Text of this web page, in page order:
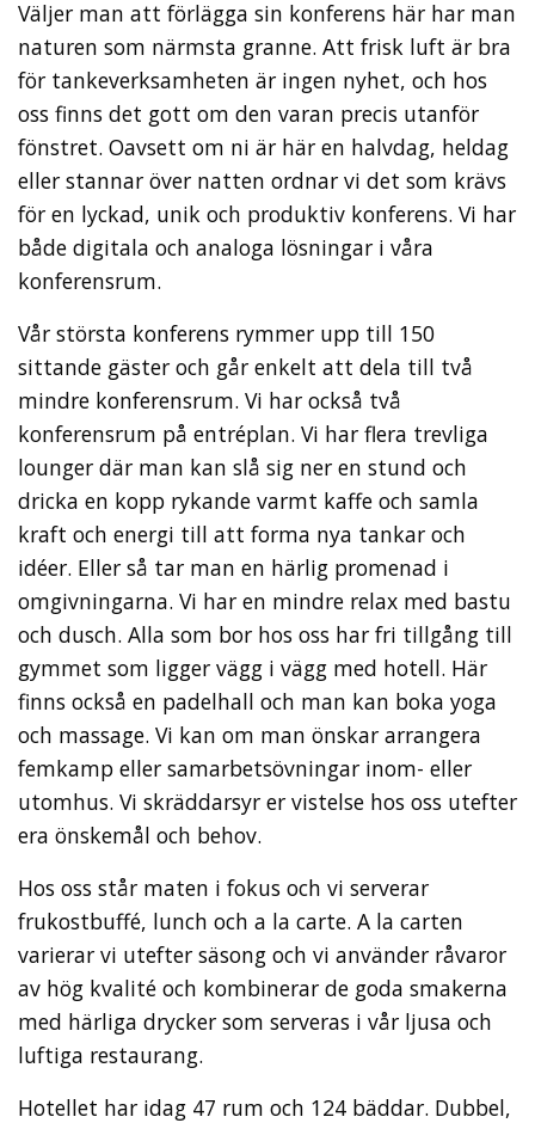
Väljer man att förlägga sin konferens här har man
naturen som närmsta granne. Att frisk luft är bra
för tankeverksamheten är ingen nyhet, och hos
oss finns det gott om den varan precis utanför
fönstret. Oavsett om ni är här en halvdag, heldag
eller stannar över natten ordnar vi det som krävs
för en lyckad, unik och produktiv konferens. Vi har
både digitala och analoga lösningar i våra
konferensrum.
Vår största konferens rymmer upp till 150
sittande gäster och går enkelt att dela till två
mindre konferensrum. Vi har också två
konferensrum på entréplan. Vi har flera trevliga
lounger där man kan slå sig ner en stund och
dricka en kopp rykande varmt kaffe och samla
kraft och energi till att forma nya tankar och
idéer. Eller så tar man en härlig promenad i
omgivningarna. Vi har en mindre relax med bastu
och dusch. Alla som bor hos oss har fri tillgång till
gymmet som ligger vägg i vägg med hotell. Här
finns också en padelhall och man kan boka yoga
och massage. Vi kan om man önskar arrangera
femkamp eller samarbetsövningar inom- eller
utomhus. Vi skräddarsyr er vistelse hos oss utefter
era önskemål och behov.
Hos oss står maten i fokus och vi serverar
frukostbuffé, lunch och a la carte. A la carten
varierar vi utefter säsong och vi använder råvaror
av hög kvalité och kombinerar de goda smakerna
med härliga drycker som serveras i vår ljusa och
luftiga restaurang.
Hotellet har idag 47 rum och 124 bäddar. Dubbel,